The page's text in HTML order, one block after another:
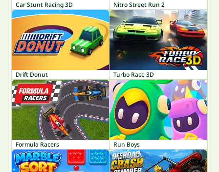
Car Stunt Racing 3D Nitro Street Run 2
Drift Donut Turbo Race 3D
Formula Racers Run Boys